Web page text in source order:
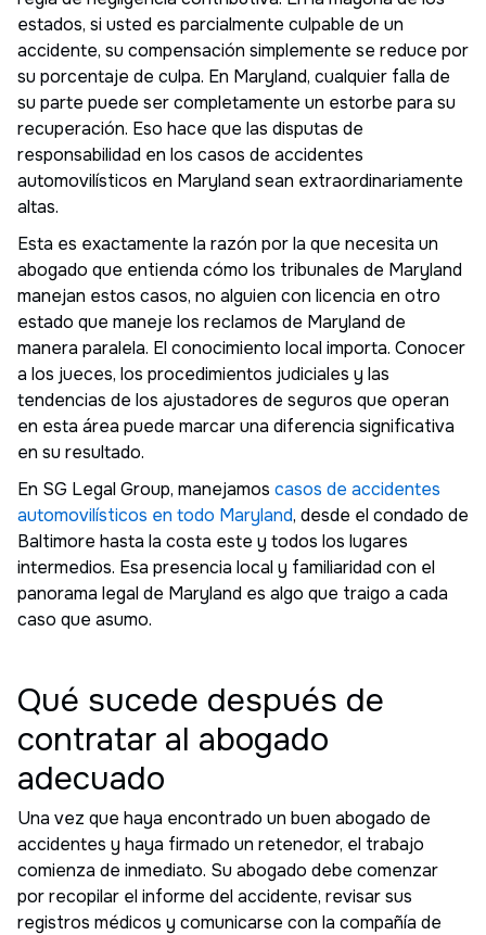
estados, si usted es parcialmente culpable de un
accidente, su compensación simplemente se reduce por
su porcentaje de culpa. En Maryland, cualquier falla de
su parte puede ser completamente un estorbe para su
recuperación. Eso hace que las disputas de
responsabilidad en los casos de accidentes
automovilísticos en Maryland sean extraordinariamente
altas.
Esta es exactamente la razón por la que necesita un
abogado que entienda cómo los tribunales de Maryland
manejan estos casos, no alguien con licencia en otro
estado que maneje los reclamos de Maryland de
manera paralela. El conocimiento local importa. Conocer
a los jueces, los procedimientos judiciales y las
tendencias de los ajustadores de seguros que operan
en esta área puede marcar una diferencia significativa
en su resultado.
En SG Legal Group, manejamos casos de accidentes
automovilísticos en todo Maryland, desde el condado de
Baltimore hasta la costa este y todos los lugares
intermedios. Esa presencia local y familiaridad con el
panorama legal de Maryland es algo que traigo a cada
caso que asumo.
Qué sucede después de
contratar al abogado
adecuado
Una vez que haya encontrado un buen abogado de
accidentes y haya firmado un retenedor, el trabajo
comienza de inmediato. Su abogado debe comenzar
por recopilar el informe del accidente, revisar sus
registros médicos y comunicarse con la compañía de